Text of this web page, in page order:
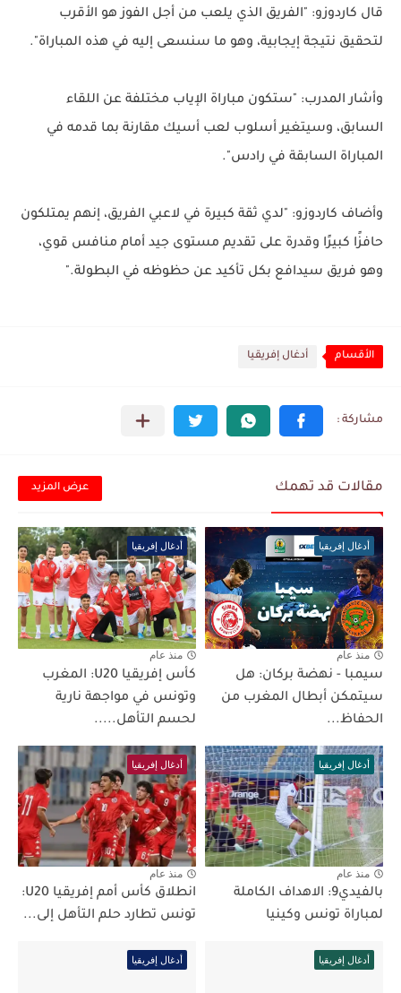
قال كاردوزو: "الفريق الذي يلعب من أجل الفوز هو الأقرب
لتحقيق نتيجة إيجابية، وهو ما سنسعى إليه في هذه المباراة".
وأشار المدرب: "ستكون مباراة الإياب مختلفة عن اللقاء
السابق، وسيتغير أسلوب لعب أسيك مقارنة بما قدمه في
المباراة السابقة في رادس".
وأضاف كاردوزو: "لدي ثقة كبيرة في لاعبي الفريق، إنهم يمتلكون
حافزًا كبيرًا وقدرة على تقديم مستوى جيد أمام منافس قوي،
وهو فريق سيدافع بكل تأكيد عن حظوظه في البطولة."
الأقسام أدغال إفريقيا
مقالات قد تهمك عرض المزيد
أدغال إفريقيا
منذ عام
سيمبا - نهضة بركان: هل
سيتمكن أبطال المغرب من
الحفاظ...
أدغال إفريقيا
منذ عام
كأس إفريقيا U20: المغرب
وتونس في مواجهة نارية
لحسم التأهل.....
أدغال إفريقيا
منذ عام
بالفيدي9: الاهداف الكاملة
لمباراة تونس وكينيا
أدغال إفريقيا
منذ عام
انطلاق كأس أمم إفريقيا U20:
تونس تطارد حلم التأهل إلى...
أدغال إفريقيا أدغال إفريقيا